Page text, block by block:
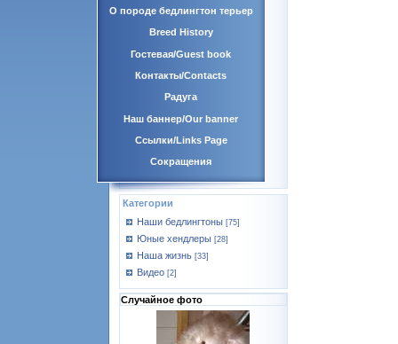
О породе бедлингтон терьер
Breed History
Гостевая/Guest book
Контакты/Contacts
Радуга
Наш баннер/Our banner
Ссылки/Links Page
Сокращения
Категории
Наши бедлингтоны [75]
Юные хендлеры [28]
Наша жизнь [33]
Видео [2]
Случайное фото